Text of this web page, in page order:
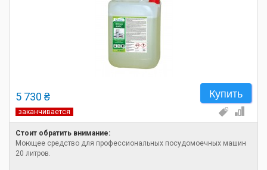
5 730 ₴ Купить
заканчивается
Стоит обратить внимание:
Моющее средство для профессиональных посудомоечных машин
20 литров.